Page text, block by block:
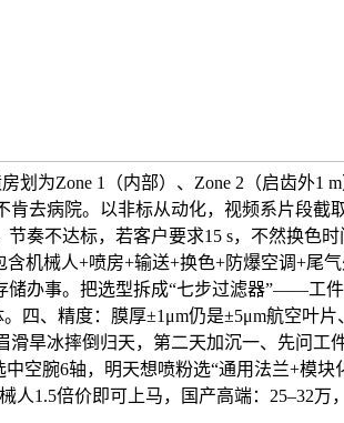
为Zone 1（内部）、Zone 2（启齿外1
去病院。以非标从动化，视频系片段截
奏不达标，若客户要求15 s，不然换色
机械人+喷房+输送+换色+防爆空调+尾
办事。把选型拆成“七步过滤器”——工
、精度：膜厚±1μm仍是±5μm航空叶
旱冰摔倒归天，第二天加沉一、先问工
空腕6轴，明天想喷粉选“通用法兰+模
1.5倍价即可上马，国产高端：25–32